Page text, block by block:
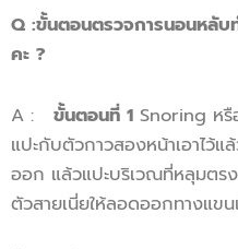
Q :ขั้นตอนตรวจการนอนหลับ
คะ ?
A : ขั้นตอนที่ 1 Snoring ห
แปะกับตัวกาวสองหน้าเอาไว้
ออก แล้วแปะบริเวณที่หลุมตร
ตัวสายเนี่ยให้ลอดออกทางแข